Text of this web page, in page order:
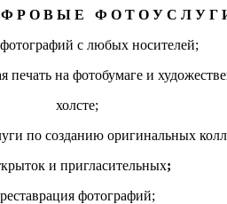
Р О В Ы Е Ф О Т О У С Л У Г
с любых носителей;
печать на фотобумаге и
холсте;
по созданию оригинальных
и пригласительных;
реставрация фотографий;